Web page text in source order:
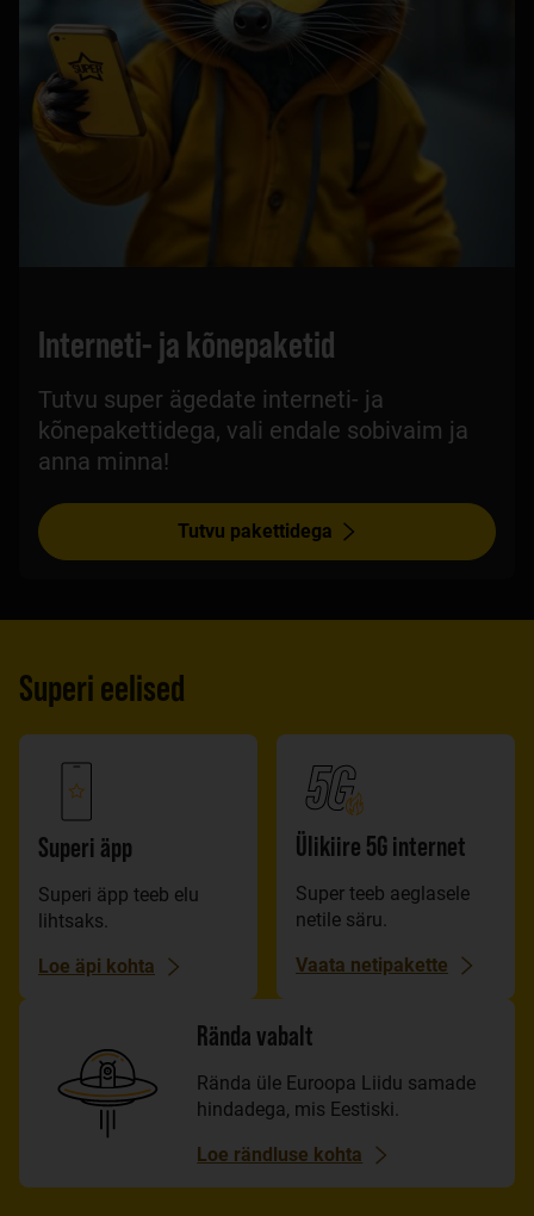
Interneti- ja kõnepaketid
Tutvu super ägedate interneti- ja
kõnepakettidega, vali endale sobivaim ja
anna minna!
Tutvu pakettidega
Superi eelised
Superi äpp
Superi äpp teeb elu
lihtsaks.
Loe äpi kohta
Ülikiire 5G internet
Super teeb aeglasele
netile säru.
Vaata netipakette
Rända vabalt
Rända üle Euroopa Liidu samade
hindadega, mis Eestiski.
Loe rändluse kohta